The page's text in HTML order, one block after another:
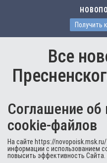
Получить
Все
Соглашение об
cookie-файлов
На сайте https://
информации с использованием
повысить эффективность Сайта.